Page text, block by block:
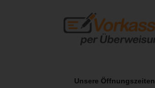
Unsere Öffnungszeiten